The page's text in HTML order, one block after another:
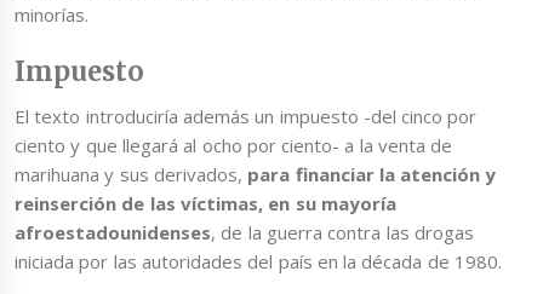
minorías.
Impuesto
El texto introduciría además un impuesto -del cinco por
ciento y que llegará al ocho por ciento- a la venta de
marihuana y sus derivados, para financiar la atención y
reinserción de las víctimas, en su mayoría
afroestadounidenses, de la guerra contra las drogas
iniciada por las autoridades del país en la década de 1980.